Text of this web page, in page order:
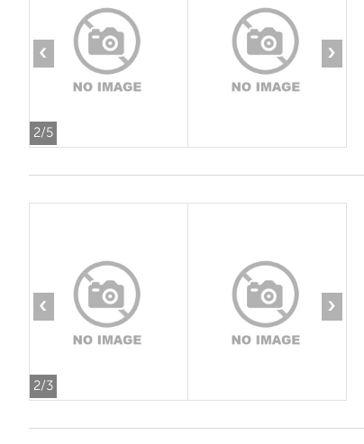
2/5
‹ ›
2/3
‹ ›